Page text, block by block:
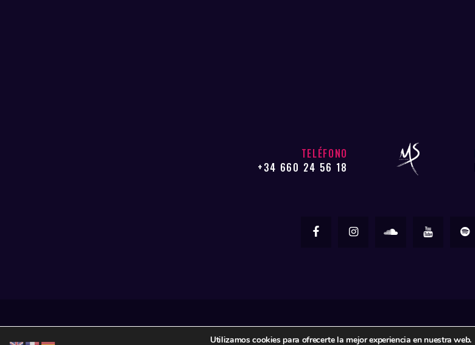
TELÉFONO
+34 660 24 56 18
Utilizamos cookies para ofrecerte la mejor experiencia en nuestra web.